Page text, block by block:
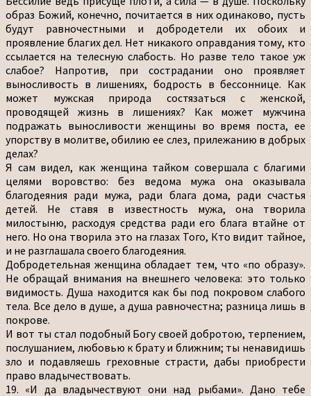
образ Божий, конечно, почитается в них одинаково, пусть
будут равночестными и добродетели их обоих и
проявление благих дел. Нет никакого оправдания тому, кто
ссылается на телесную слабость. Но разве тело такое уж
слабое? Напротив, при сострадании оно проявляет
выносливость в лишениях, бодрость в бессоннице. Как
может мужская природа состязаться с женской,
проводящей жизнь в лишениях? Как может мужчина
подражать выносливости женщины во время поста, ее
упорству в молитве, обилию ее слез, прилежанию в добрых
делах?
Я сам видел, как женщина тайком совершала с благими
целями воровство: без ведома мужа она оказывала
благодеяния ради мужа, ради блага дома, ради счастья
детей. Не ставя в известность мужа, она творила
милостыню, расходуя средства ради его блага втайне от
него. Но она творила это на глазах Того, Кто видит тайное,
и не разглашала своего благодеяния.
Добродетельная женщина обладает тем, что «по образу».
Не обращай внимания на внешнего человека: это только
видимость. Душа находится как бы под покровом слабого
тела. Все дело в душе, а душа равночестна; разница лишь в
покрове.
И вот ты стал подобный Богу своей добротою, терпением,
послушанием, любовью к брату и ближним; ты ненавидишь
зло и подавляешь греховные страсти, дабы приобрести
право владычествовать.
19. «И да владычествуют они над рыбами». Дано тебе